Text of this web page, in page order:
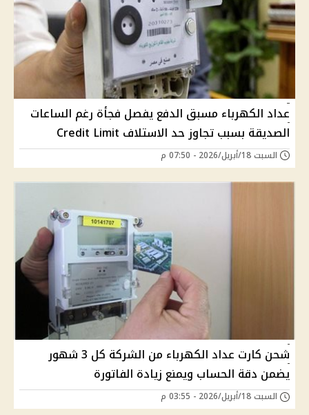
عداد الكهرباء مسبق الدفع يفصل فجأة رغم الساعات
الصديقة بسبب تجاوز حد الاستلاف Credit Limit
السبت 18/أبريل/2026 - 07:50 م
شحن كارت عداد الكهرباء من الشركة كل 3 شهور
يضمن دقة الحساب ويمنع زيادة الفاتورة
السبت 18/أبريل/2026 - 03:55 م